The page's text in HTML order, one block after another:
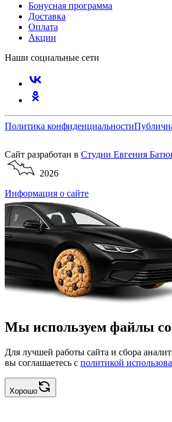
Бонусная программа
Доставка
Оплата
Акции
Наши социальные сети
Политика конфиденциальности
Сайт разработан в Студии Евгения
2026
Информация о сайте
Мы используем файлы
Для лучшей работы сайта и сбора
вы соглашаетесь с политикой
Хорошо